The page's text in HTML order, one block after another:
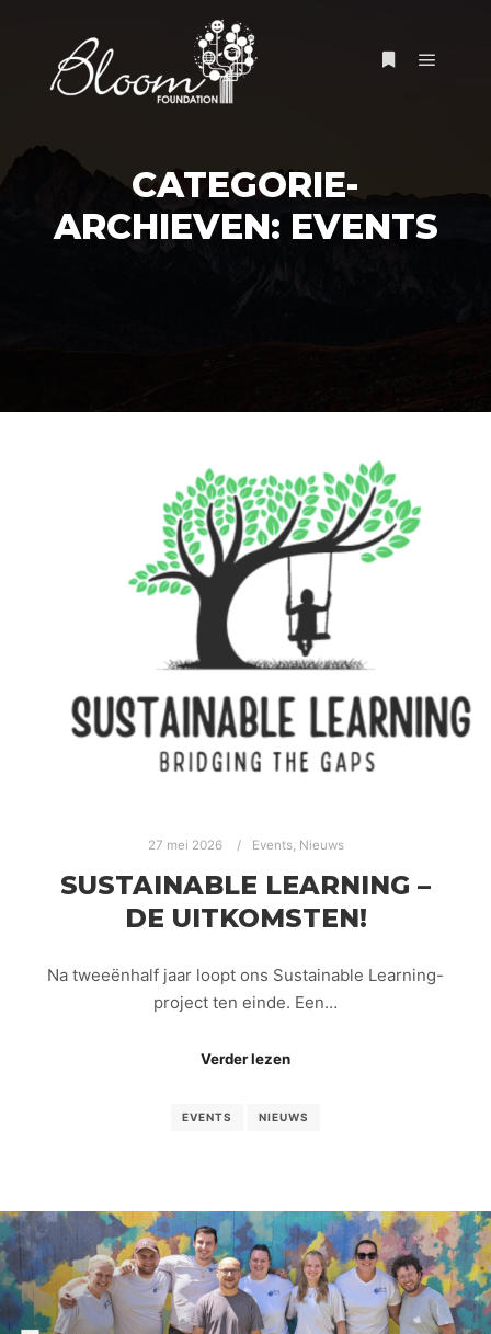
CATEGORIE-
ARCHIEVEN: EVENTS
27 mei 2026 Events, Nieuws
SUSTAINABLE LEARNING –
DE UITKOMSTEN!
Na tweeënhalf jaar loopt ons Sustainable Learning-
project ten einde. Een…
Verder lezen
EVENTS NIEUWS